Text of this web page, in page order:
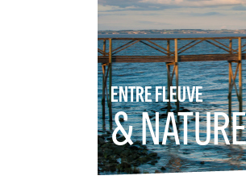
ENTRE FLEUVE
& NATURE